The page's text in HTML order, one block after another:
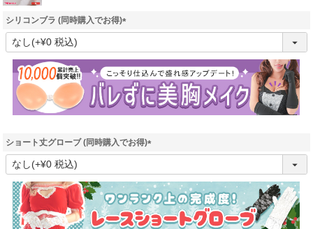
シリコンブラ (同時購入でお得)
(
須
)
ショート丈グローブ (同時購入でお得)
(
須
)